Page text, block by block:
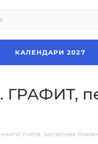
КАЛЕНДАРИ 2027
Учёта, записные